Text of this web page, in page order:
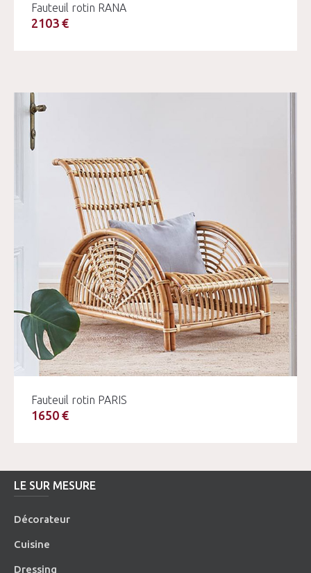
Fauteuil rotin RANA
2103 €
Fauteuil rotin PARIS
1650 €
LE SUR MESURE
Décorateur
Cuisine
Dressing